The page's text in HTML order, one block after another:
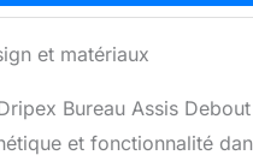
et matériaux
Bureau Assis
et fonctionnalité